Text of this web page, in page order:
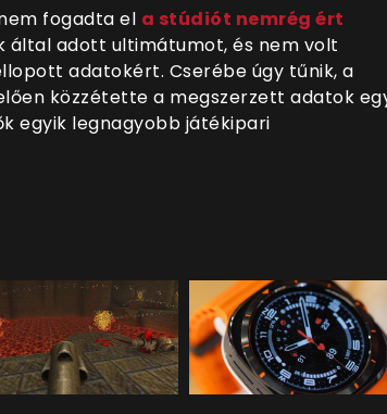
fogadta el a stúdiót nemrég ért
által adott ultimátumot, és nem volt
adatokért. Cserébe úgy tűnik, a
közzétette a megszerzett adatok
egyik legnagyobb játékipari